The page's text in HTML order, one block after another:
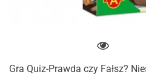
Gra Quiz-Prawda czy Fałsz?